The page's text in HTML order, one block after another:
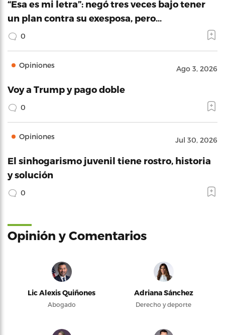
“Esa es mi letra”: negó tres veces bajo tener
un plan contra su exesposa, pero…
0
Opiniones Ago 3, 2026
Voy a Trump y pago doble
0
Opiniones Jul 30, 2026
El sinhogarismo juvenil tiene rostro, historia
y solución
0
Opinión y Comentarios
Lic Alexis Quiñones
Abogado
Adriana Sánchez
Derecho y deporte